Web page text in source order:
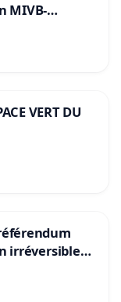
MIVB-
en Het
VERT DU
irréversible